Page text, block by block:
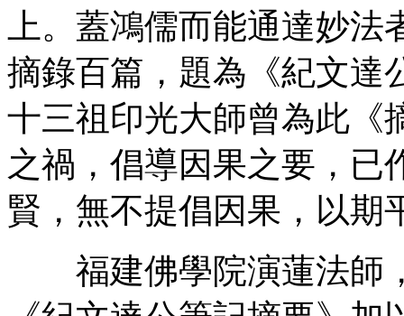
上。蓋鴻儒而能通達妙
摘錄百篇，題為《紀文達
十三祖印光大師曾為此《
之禍，倡導因果之要，已
賢，無不提倡因果，以期
福建佛學院演蓮法師